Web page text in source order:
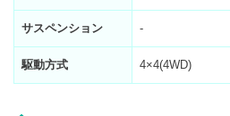
サスペンション -
駆動方式 4×4(4WD)